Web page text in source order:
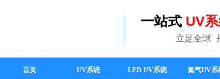
一站式 UV
立足全球
首页 UV系统 LED UV系统 氮气UV系